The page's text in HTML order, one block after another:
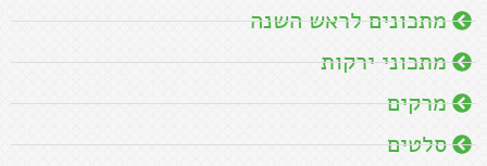
מתכונים לראש השנה
מתכוני ירקות
מרקים
סלטים